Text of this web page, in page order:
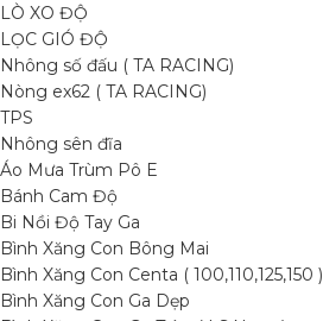
LÒ XO ĐỘ
LỌC GIÓ ĐỘ
Nhông số đấu ( TA RACING)
Nòng ex62 ( TA RACING)
TPS
Nhông sên đĩa
Áo Mưa Trùm Pô E
Bánh Cam Độ
Bi Nồi Độ Tay Ga
Bình Xăng Con Bông Mai
Bình Xăng Con Centa ( 100,110,125,150 )
Bình Xăng Con Ga Dẹp